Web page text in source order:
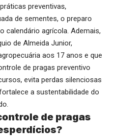
preventivas,
de sementes, o preparo
calendário agrícola. Ademais,
de Almeida Junior,
aos 17 anos e que
de pragas preventivo
evita perdas silenciosas
a sustentabilidade do
de pragas